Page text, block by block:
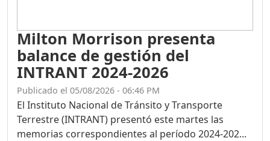
Milton Morrison presenta
balance de gestión del
INTRANT 2024-2026
Publicado el 05/08/2026 - 06:46 PM
El Instituto Nacional de Tránsito y Transporte
Terrestre (INTRANT) presentó este martes las
memorias correspondientes al período 2024-202...